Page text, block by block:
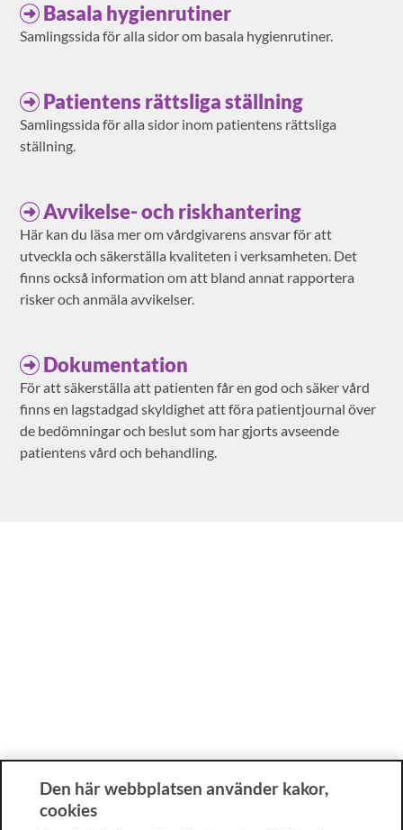
Basala hygienrutiner
Samlingssida för alla sidor om basala hygienrutiner.
Patientens rättsliga ställning
Samlingssida för alla sidor inom patientens rättsliga
ställning.
Avvikelse- och riskhantering
Här kan du läsa mer om vårdgivarens ansvar för att
utveckla och säkerställa kvaliteten i verksamheten. Det
finns också information om att bland annat rapportera
risker och anmäla avvikelser.
Dokumentation
För att säkerställa att patienten får en god och säker vård
finns en lagstadgad skyldighet att föra patientjournal över
de bedömningar och beslut som har gjorts avseende
patientens vård och behandling.
Den här webbplatsen använder kakor,
cookies